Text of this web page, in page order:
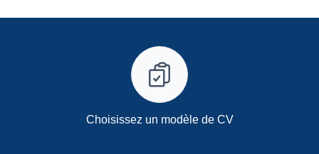
Choisissez un modèle de CV